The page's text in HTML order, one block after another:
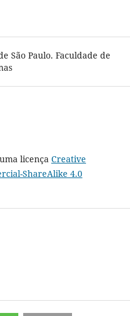
São Paulo. Faculdade de
licença Creative
ShareAlike 4.0